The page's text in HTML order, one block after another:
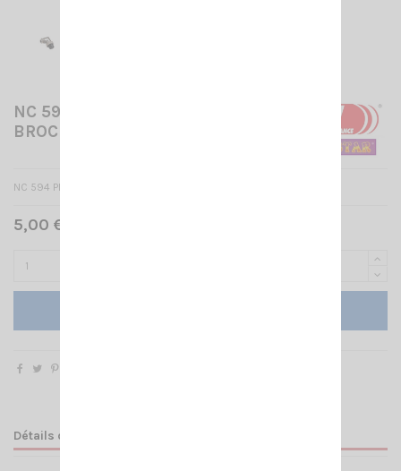
NC 594 PRISE MICRO 4
BROCHES COUDEES
NC 594 PRISE MICRO 4 BROCHES COUDEES
5,00 € TTC
Détails du produit